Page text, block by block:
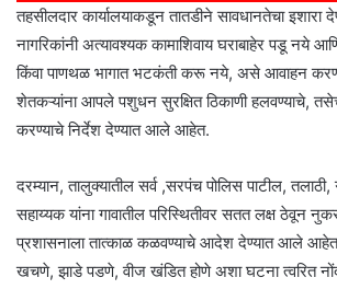
तहसीलदार कार्यालयाकडून तातडीने सावधानतेचा
नागरिकांनी अत्यावश्यक कामाशिवाय घराबाहेर पडू नये
किंवा पाणथळ भागात भटकंती करू नये, असे आवाहन
शेतकऱ्यांना आपले पशुधन सुरक्षित ठिकाणी हलवण्याचे,
करण्याचे निर्देश देण्यात आले आहेत.
दरम्यान, तालुक्यातील सर्व ,सरपंच पोलिस पाटील,
सहाय्यक यांना गावातील परिस्थितीवर सतत लक्ष ठेवून
प्रशासनाला तात्काळ कळवण्याचे आदेश देण्यात आले
खचणे, झाडे पडणे, वीज खंडित होणे अशा घटना त्वरित